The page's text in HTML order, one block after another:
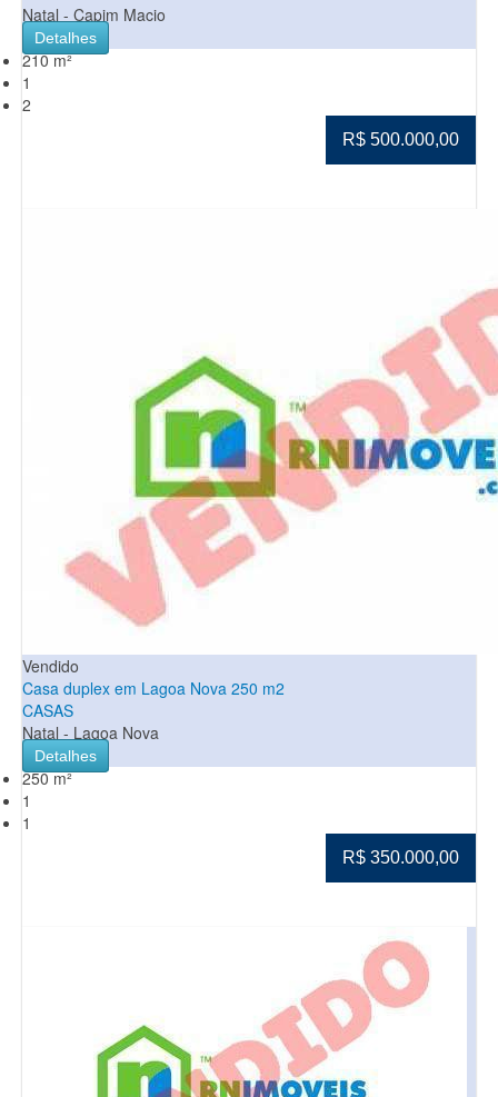
Natal - Capim Macio
Detalhes
210 m²
1
2
R$ 500.000,00
Vendido
Casa duplex em Lagoa Nova 250 m2
CASAS
Natal - Lagoa Nova
Detalhes
250 m²
1
1
R$ 350.000,00